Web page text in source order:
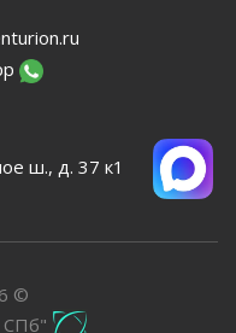
ш., д. 37 к1
©